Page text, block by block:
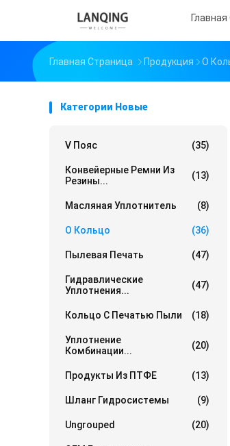
Главная Страница Продукция О
Категории Новые
V Пояс (35)
Конвейерные Ремни Из
Резины...
(13)
Масляная Уплотнитель (8)
О Кольцо (36)
Пылевая Печать (47)
Гидравлические
Уплотнения...
(47)
Кольцо С Печатью Пыли (18)
Уплотнение
Комбинации...
(20)
Продукты Из ПТФЕ (13)
Шланг Гидросистемы (9)
Ungrouped (20)